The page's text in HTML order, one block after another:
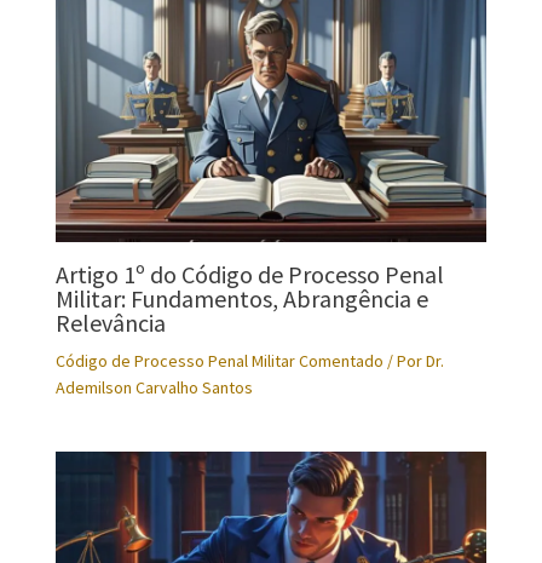
Artigo 1º do Código de Processo Penal
Militar: Fundamentos, Abrangência e
Relevância
Código de Processo Penal Militar Comentado / PorDr.
Ademilson Carvalho Santos